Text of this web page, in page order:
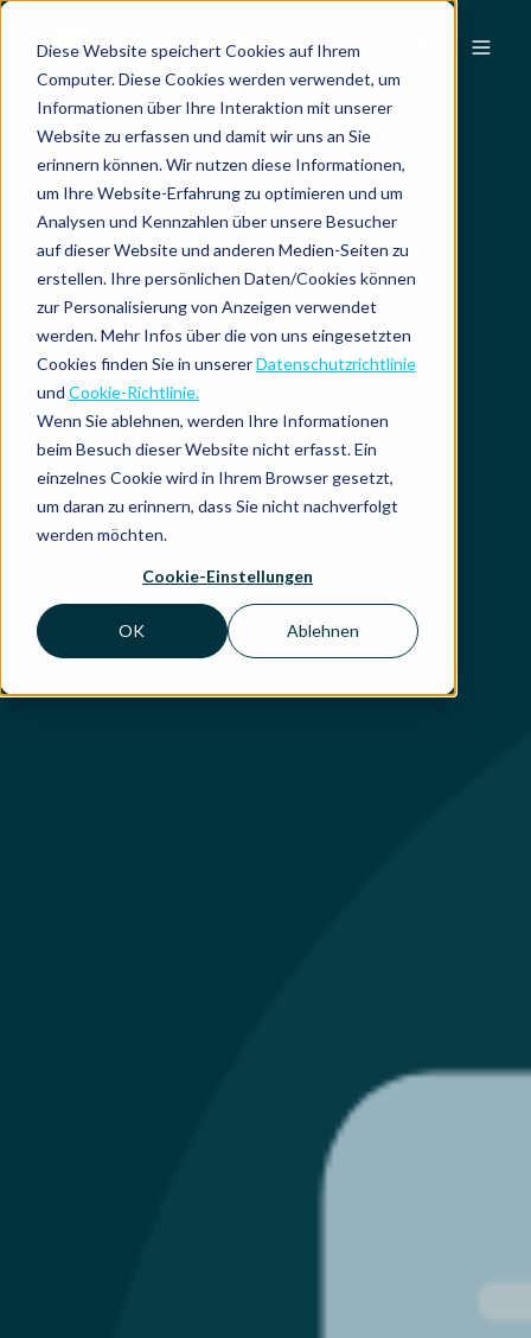
Diese Website speichert Cookies auf Ihrem
Computer. Diese Cookies werden verwendet, um
Informationen über Ihre Interaktion mit unserer
Website zu erfassen und damit wir uns an Sie
erinnern können. Wir nutzen diese Informationen,
um Ihre Website-Erfahrung zu optimieren und um
Analysen und Kennzahlen über unsere Besucher
auf dieser Website und anderen Medien-Seiten zu
erstellen. Ihre persönlichen Daten/Cookies können
zur Personalisierung von Anzeigen verwendet
werden. Mehr Infos über die von uns eingesetzten
Cookies finden Sie in unsererDatenschutzrichtlinie
und Cookie-Richtlinie.
Wenn Sie ablehnen, werden Ihre Informationen
beim Besuch dieser Website nicht erfasst. Ein
einzelnes Cookie wird in Ihrem Browser gesetzt,
um daran zu erinnern, dass Sie nicht nachverfolgt
werden möchten.
Cookie-Einstellungen
OK Ablehnen